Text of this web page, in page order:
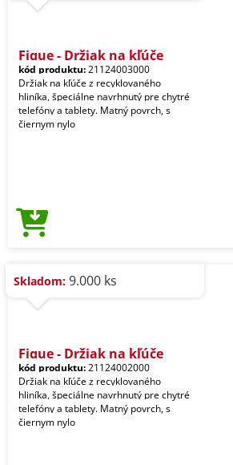
Fique - Držiak na kľúče
kód produktu:21124003000
Držiak na kľúče z recyklovaného
hliníka, špeciálne navrhnutý pre chytré
telefóny a tablety. Matný povrch, s
čiernym nylo
Skladom: 9.000 ks
Fique - Držiak na kľúče
kód produktu:21124002000
Držiak na kľúče z recyklovaného
hliníka, špeciálne navrhnutý pre chytré
telefóny a tablety. Matný povrch, s
čiernym nylo